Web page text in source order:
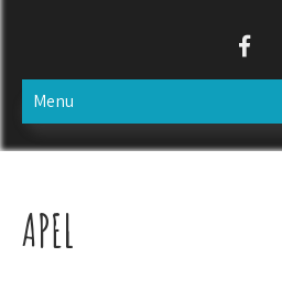
ECOLE SACRE COEUR
Menu
APEL